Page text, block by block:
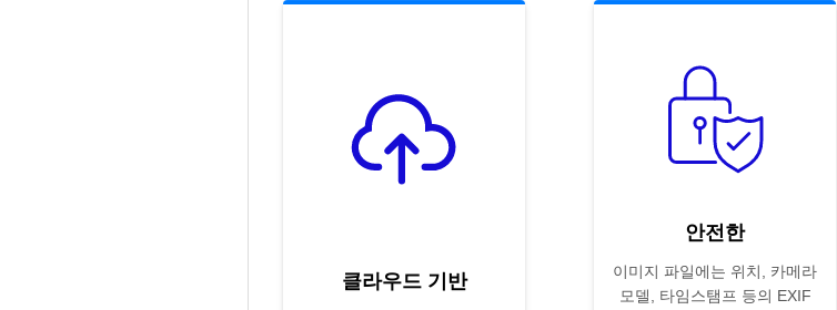
클라우드 기반
안전한
이미지 파일에는 위치, 카메라
모델, 타임스탬프 등의 EXIF